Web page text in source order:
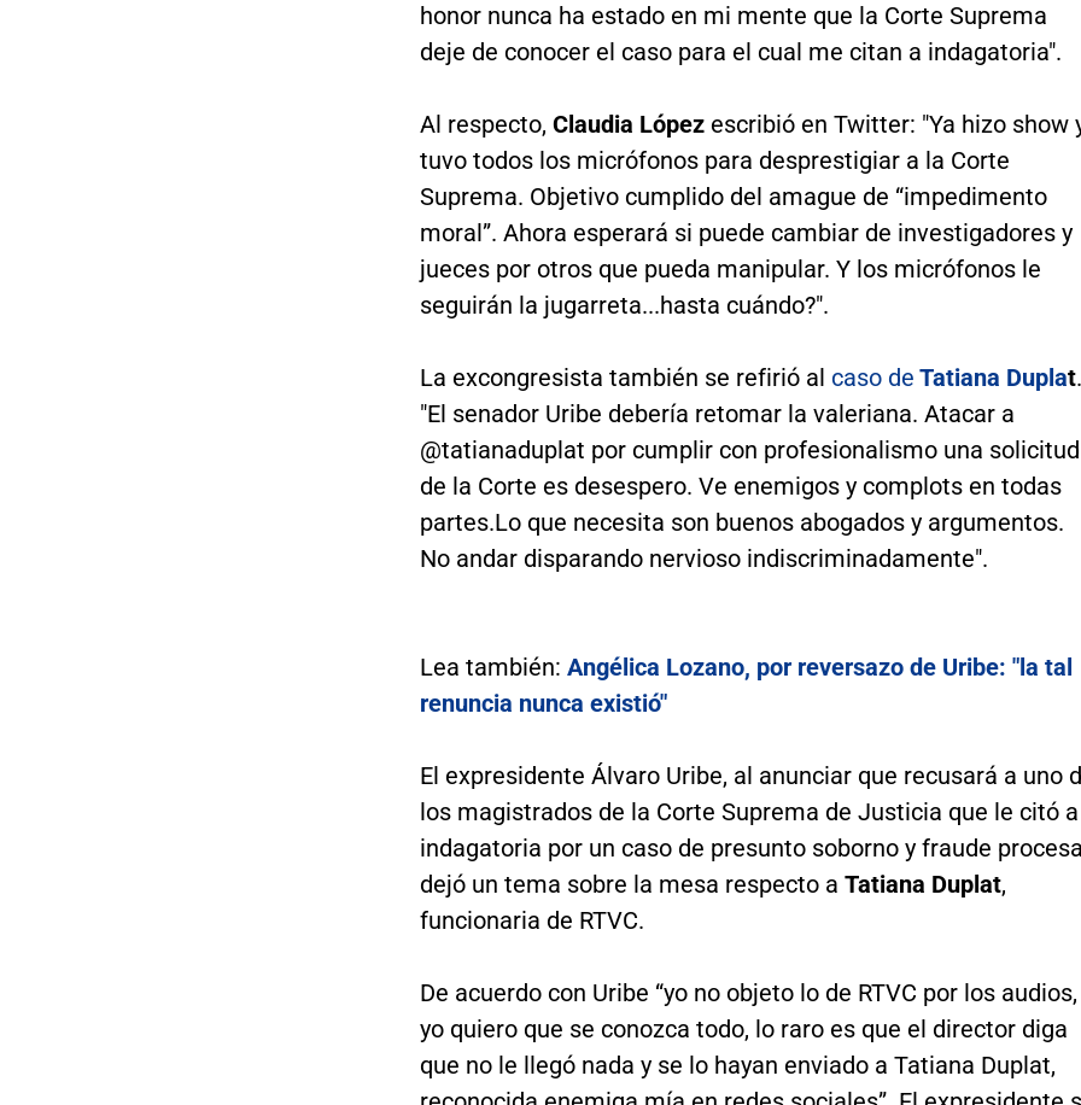
honor nunca ha estado en mi mente que la Corte Suprema
deje de conocer el caso para el cual me citan a indagatoria".
Al respecto, Claudia Lópezescribió en Twitter: "Ya hizo show
tuvo todos los micrófonos para desprestigiar a la Corte
Suprema. Objetivo cumplido del amague de “impedimento
moral”. Ahora esperará si puede cambiar de investigadores y
jueces por otros que pueda manipular. Y los micrófonos le
seguirán la jugarreta...hasta cuándo?".
La excongresista también se refirió al caso de Tatiana Duplat.
"El senador Uribe debería retomar la valeriana. Atacar a
@tatianaduplat por cumplir con profesionalismo una solicitud
de la Corte es desespero. Ve enemigos y complots en todas
partes.Lo que necesita son buenos abogados y argumentos.
No andar disparando nervioso indiscriminadamente".
Lea también: Angélica Lozano, por reversazo de Uribe: "la tal
renuncia nunca existió"
El expresidente Álvaro Uribe, al anunciar que recusará a uno
los magistrados de la Corte Suprema de Justicia que le citó a
indagatoria por un caso de presunto soborno y fraude
dejó un tema sobre la mesa respecto a Tatiana Duplat,
funcionaria de RTVC.
De acuerdo con Uribe “yo no objeto lo de RTVC por los audios,
yo quiero que se conozca todo, lo raro es que el director diga
que no le llegó nada y se lo hayan enviado a Tatiana Duplat,